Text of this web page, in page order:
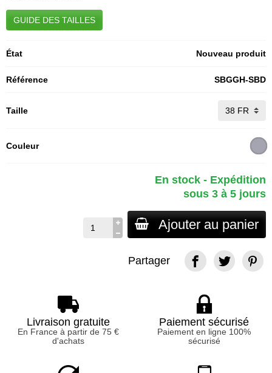
GUIDE DES TAILLES
État Nouveau produit
Référence SBGGH-SBD
Taille
Couleur
En stock - Expédition
sous 3 à 5 jours
Ajouter au panier
Partager
Livraison gratuite
En France à partir de 75 €
d'achats
Paiement sécurisé
Paiement en ligne 100%
sécurisé